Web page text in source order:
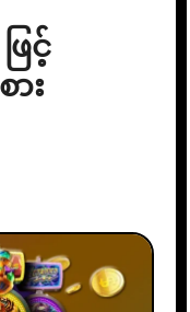
ြင့်
း